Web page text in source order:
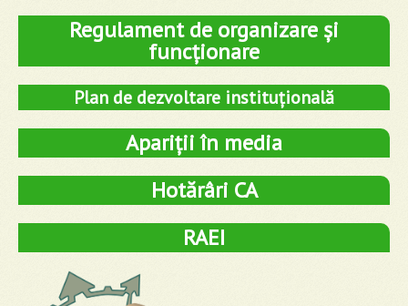
Regulament de organizare și
funcționare
Plan de dezvoltare instituțională
Apariții în media
Hotărâri CA
RAEI